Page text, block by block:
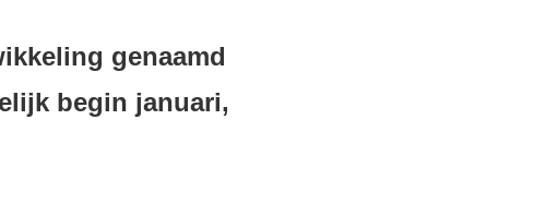
genaamd
begin januari,